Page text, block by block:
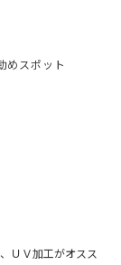
めスポット
ＵＶ加工がオスス